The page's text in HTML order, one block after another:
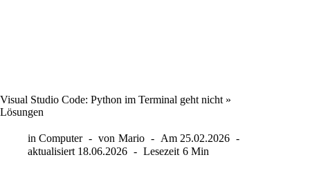
Visual Studio Code: Python im Terminal geht nicht »
Lösungen
in Computer von Mario Am 25.02.2026
aktualisiert 18.06.2026 Lesezeit 6 Min